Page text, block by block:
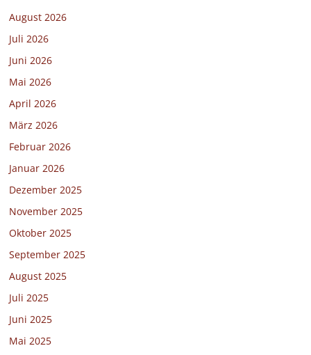
August 2026
Juli 2026
Juni 2026
Mai 2026
April 2026
März 2026
Februar 2026
Januar 2026
Dezember 2025
November 2025
Oktober 2025
September 2025
August 2025
Juli 2025
Juni 2025
Mai 2025